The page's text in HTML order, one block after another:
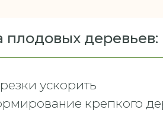
плодовых
ускорить
крепкого